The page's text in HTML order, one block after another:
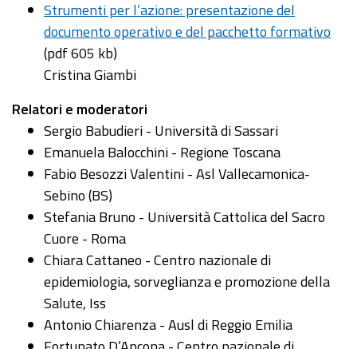
Strumenti per l’azione: presentazione del
documento operativo e del pacchetto formativo
(pdf 605 kb)
Cristina Giambi
Relatori e moderatori
Sergio Babudieri - Università di Sassari
Emanuela Balocchini - Regione Toscana
Fabio Besozzi Valentini - Asl Vallecamonica-
Sebino (BS)
Stefania Bruno - Università Cattolica del Sacro
Cuore - Roma
Chiara Cattaneo - Centro nazionale di
epidemiologia, sorveglianza e promozione della
Salute, Iss
Antonio Chiarenza - Ausl di Reggio Emilia